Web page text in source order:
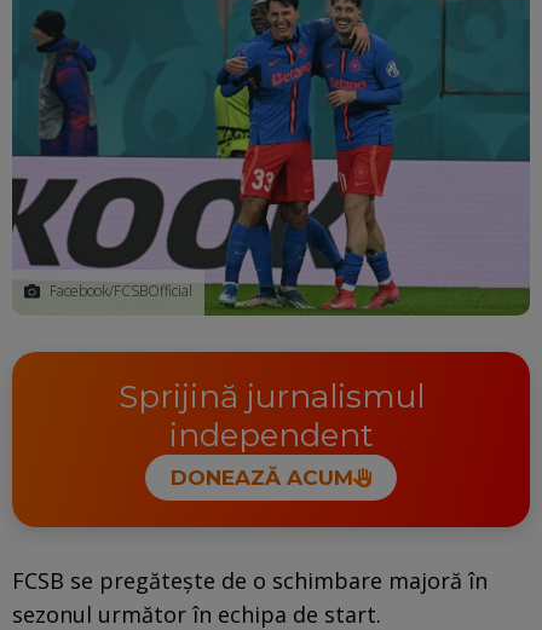
Facebook/FCSBOfficial
Sprijină jurnalismul
independent
DONEAZĂ ACUM
FCSB se pregătește de o schimbare majoră în
sezonul următor în echipa de start.